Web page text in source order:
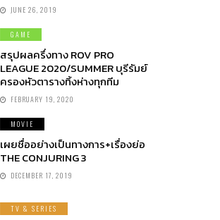
JUNE 26, 2019
GAME
สรุปผลครึ่งทาง ROV PRO
LEAGUE 2020/SUMMER บุรีรัมย์
ครองหัวตารางทิ้งห่างทุกทีม
FEBRUARY 19, 2020
MOVIE
เผยชื่ออย่างเป็นทางการ+เรื่องย่อ
THE CONJURING 3
DECEMBER 17, 2019
TV & SERIES